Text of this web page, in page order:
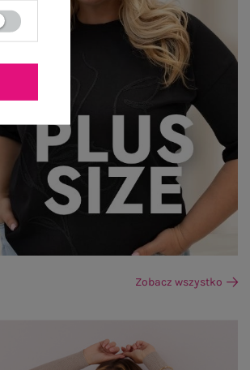
Zobacz wszystko